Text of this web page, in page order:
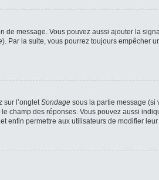
de message. Vous pouvez aussi ajouter la
). Par la suite, vous pourrez toujours empêcher
sur l’ongletSondage sous la partie message (si
champ des réponses. Vous pouvez aussi
enfin permettre aux utilisateurs de modifier leur